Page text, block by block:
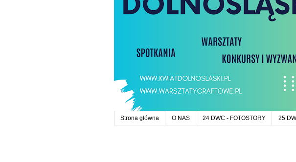
Strona główna O NAS 24 DWC - FOTOSTORY 25